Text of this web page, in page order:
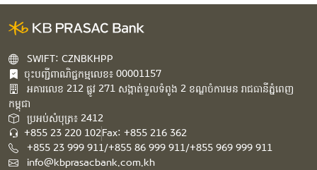
SWIFT: CZNBKHPP
ចុះបញ្ជីពាណិជ្ជកម្មលេខ៖ 00001157
អគារ​លេខ​ 212 ផ្លូវ 271 សង្កាត់ទួលទំពូង 2 ខណ្ឌចំការមន រាជធានីភ្នំពេញ
កម្ពុជា​
ប្រអប់សំបុត្រ៖ 2412
+855 23 220 102Fax: +855 216 362
+855 23 999 911/+855 86 999 911/+855 969 999 911
info@kbprasacbank.com.kh